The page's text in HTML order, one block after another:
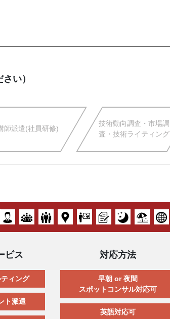
い）
師派遣(社員研修)
技術動向調査・市場調
査・技術ライティング
ビス
ィング
ト派遣
対応方法
早朝 or 夜間
スポットコンサル対応可
英語対応可